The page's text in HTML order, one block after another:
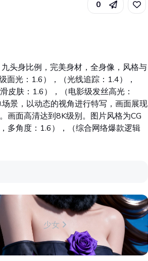
0
头身比例，完美身材，全身像，风格与
面光：1.6），（光线追踪：1.4），
皮肤：1.6），（电影级发丝高光：
景，以动态的视角进行特写，画面展现
画面高清达到8K级别。图片风格为CG
多角度：1.6），（综合网络爆款逻辑
少女